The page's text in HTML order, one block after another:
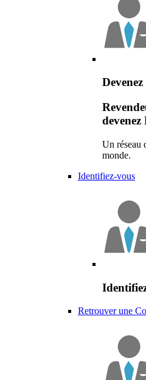
devenez
Un réseau
monde.
Identifiez-vous
Retrouver une